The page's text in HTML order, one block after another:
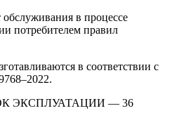
обслуживания в процессе
потребителем правил
в соответствии с
ЭКСПЛУАТАЦИИ — 36